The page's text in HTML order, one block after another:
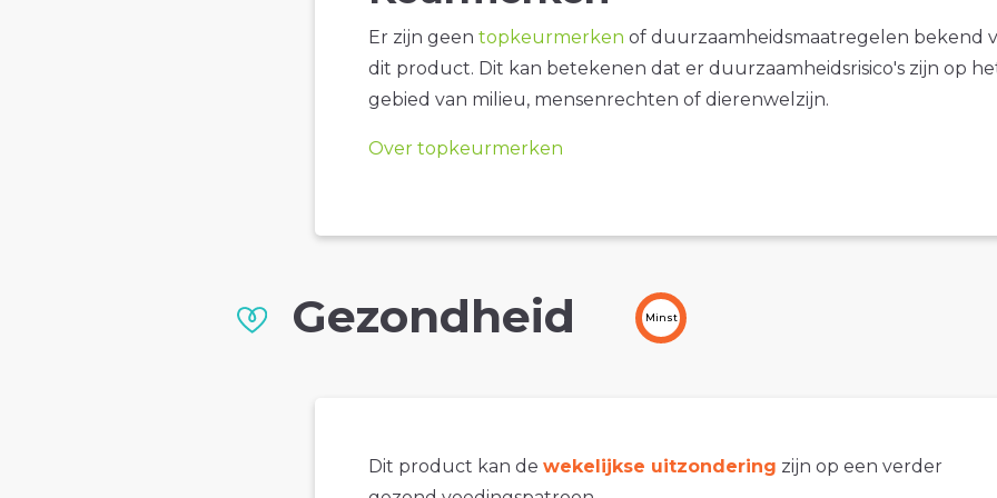
Er zijn geen topkeurmerken of duurzaamheidsmaatregelen bekend
dit product. Dit kan betekenen dat er duurzaamheidsrisico's zijn op
gebied van milieu, mensenrechten of dierenwelzijn.
Over topkeurmerken
Gezondheid Minst
Dit product kan de wekelijkse uitzondering zijn op een verder